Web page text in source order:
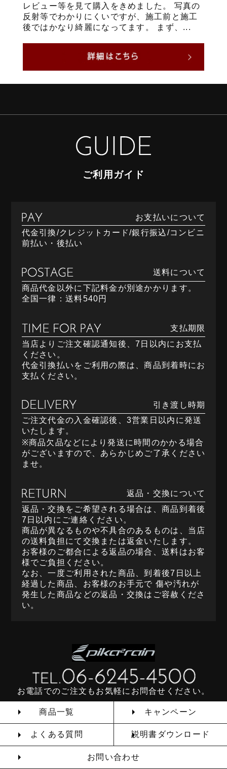
レビュー等を見て購入をきめました。 写真の
反射等でわかりにくいですが、施工前と施工
後ではかなり綺麗になってます。 まず、...
ご利用ガイド
お支払いについて
代金引換/クレジットカード/銀行振込/コンビニ
前払い・後払い
送料について
商品代金以外に下記料金が別途かかります。
全国一律：送料540円
支払期限
当店よりご注文確認通知後、7日以内にお支払
ください。
代金引換払いをご利用の際は、商品到着時にお
支払ください。
引き渡し時期
ご注文代金の入金確認後、3営業日以内に発送
いたします。
※商品欠品などにより発送に時間のかかる場合
がございますので、あらかじめご了承ください
ませ。
返品・交換について
返品・交換をご希望される場合は、商品到着後
7日以内にご連絡ください。
商品が異なるものや不具合のあるものは、当店
の送料負担にて交換または返金いたします。
お客様のご都合による返品の場合、送料はお客
様でご負担ください。
なお、一度ご利用された商品、到着後7日以上
経過した商品、お客様のお手元で 傷や汚れが
発生した商品などの返品・交換はご容赦くださ
い。
お電話でのご注文もお気軽にお問合せください。
商品一覧 キャンペーン
よくある質問 説明書ダウンロード
お問い合わせ